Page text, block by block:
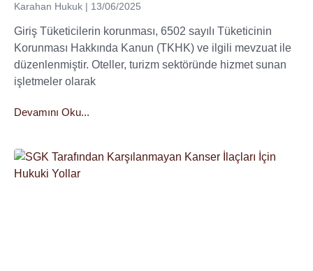
Karahan Hukuk 13/06/2025
Giriş Tüketicilerin korunması, 6502 sayılı Tüketicinin
Korunması Hakkında Kanun (TKHK) ve ilgili mevzuat ile
düzenlenmiştir. Oteller, turizm sektöründe hizmet sunan
işletmeler olarak
Devamını Oku...